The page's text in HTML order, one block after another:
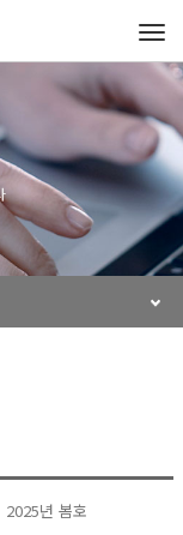
2025년 봄호